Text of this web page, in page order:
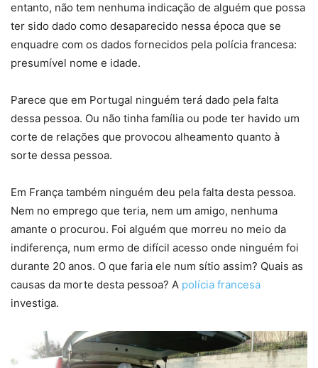
entanto, não tem nenhuma indicação de alguém que possa
ter sido dado como desaparecido nessa época que se
enquadre com os dados fornecidos pela polícia francesa:
presumível nome e idade.
Parece que em Portugal ninguém terá dado pela falta
dessa pessoa. Ou não tinha família ou pode ter havido um
corte de relações que provocou alheamento quanto à
sorte dessa pessoa.
Em França também ninguém deu pela falta desta pessoa.
Nem no emprego que teria, nem um amigo, nenhuma
amante o procurou. Foi alguém que morreu no meio da
indiferença, num ermo de difícil acesso onde ninguém foi
durante 20 anos. O que faria ele num sítio assim? Quais as
causas da morte desta pessoa? A polícia francesa
investiga.